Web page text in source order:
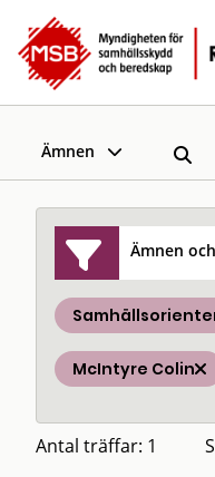
Ämnen
Ämnen
McIntyre Colin
Antal träffar: 1